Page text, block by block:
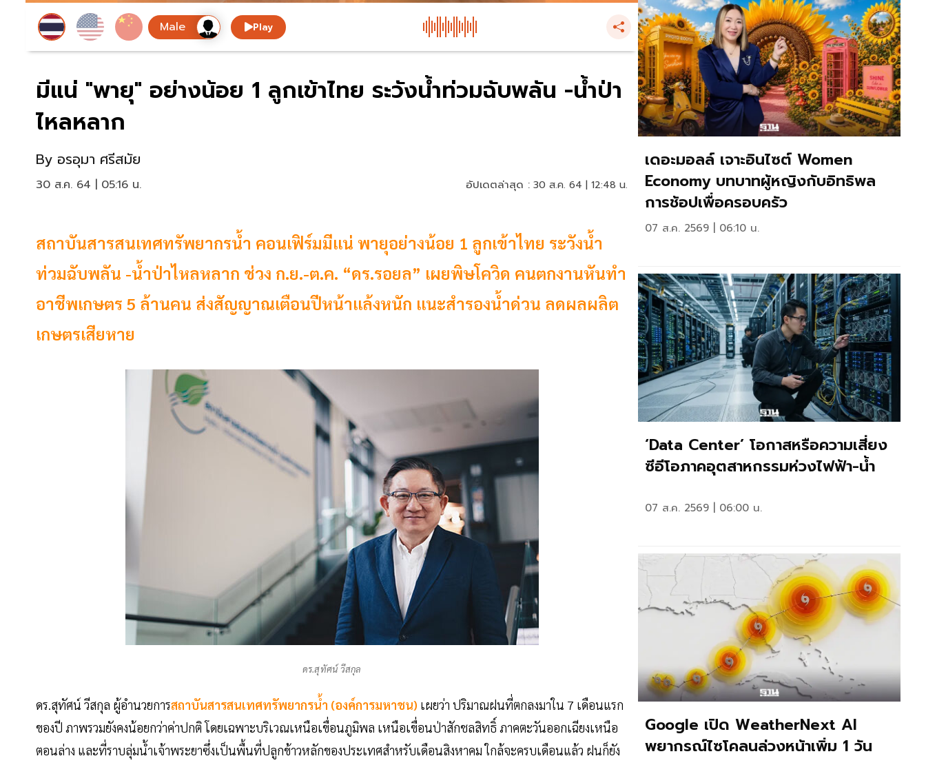
Play
มีแน่ "พายุ" อย่างน้อย 1 ลูกเข้าไทย ระวังน้ำท่วมฉับพลัน -น้ำป่า
ไหลหลาก
By อรอุมา ศรีสมัย
30 ส.ค. 64 | 05:16 น. อัปเดตล่าสุด : 30 ส.ค. 64 | 12:48 น.
สถาบันสารสนเทศทรัพยากรน้ำ คอนเฟิร์มมีแน่ พายุอย่างน้อย 1 ลูกเข้าไทย ระวังน้ำ
ท่วมฉับพลัน -น้ำป่าไหลหลาก ช่วง ก.ย.-ต.ค. “ดร.รอยล” เผยพิษโควิด คนตกงานหันทำ
อาชีพเกษตร 5 ล้านคน ส่งสัญญาณเตือนปีหน้าแล้งหนัก แนะสำรองน้ำด่วน ลดผลผลิต
เกษตรเสียหาย
ดร.สุทัศน์ วีสกุล
ดร.สุทัศน์ วีสกุล ผู้อำนวยการสถาบันสารสนเทศทรัพยากรน้ำ (องค์การมหาชน) เผยว่า ปริมาณฝนที่ตกลงมาใน 7 เดือนแรก
ของปี ภาพรวมยังคงน้อยกว่าค่าปกติ โดยเฉพาะบริเวณเหนือเขื่อนภูมิพล เหนือเขื่อนป่าสักชลสิทธิ์ ภาคตะวันออกเฉียงเหนือ
ตอนล่าง และที่ราบลุ่มน้ำเจ้าพระยาซึ่งเป็นพื้นที่ปลูกข้าวหลักของประเทศสำหรับเดือนสิงหาคม ใกล้จะครบเดือนแล้ว ฝนก็ยัง
เดอะมอลล์ เจาะอินไซต์ Women
Economy บทบาทผู้หญิงกับอิทธิพล
การช้อปเพื่อครอบครัว
07 ส.ค. 2569 | 06:10 น.
‘Data Center’ โอกาสหรือความเสี่ยง
ซีอีโอภาคอุตสาหกรรมห่วงไฟฟ้า-น้ำ
07 ส.ค. 2569 | 06:00 น.
Google เปิด WeatherNext AI
พยากรณ์ไซโคลนล่วงหน้าเพิ่ม 1 วัน